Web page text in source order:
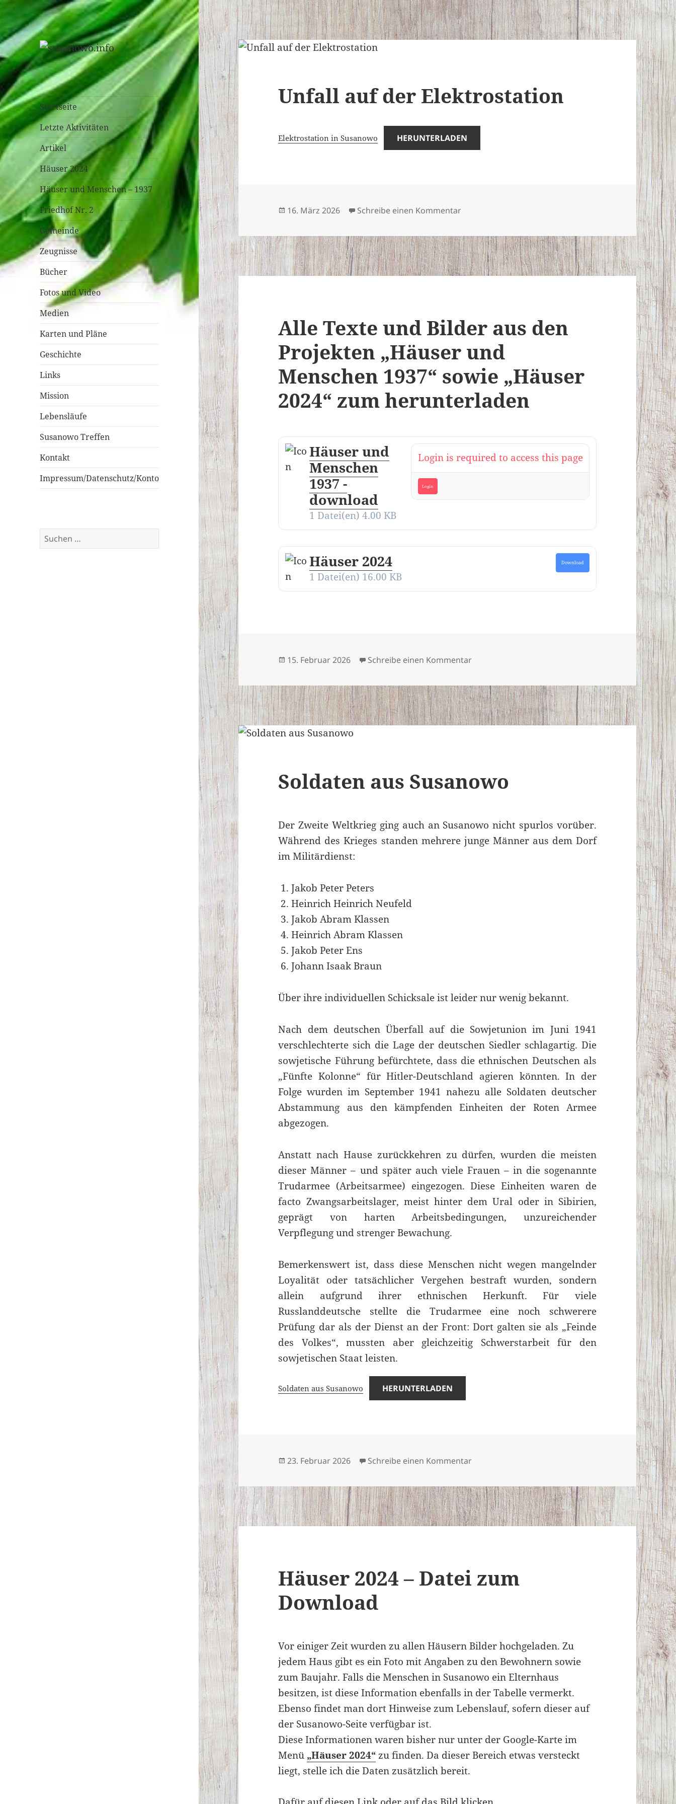
susanowo.info
Startseite
Letzte Aktivitäten
Artikel
Häuser 2024
Häuser und Menschen – 1937
Friedhof Nr. 2
Gemeinde
Zeugnisse
Bücher
Fotos und Video
Medien
Karten und Pläne
Geschichte
Links
Mission
Lebensläufe
Susanowo Treffen
Kontakt
Impressum/Datenschutz/Konto
Suchen
nach:
Unfall auf der Elektrostation
Elektrostation in Susanowo HERUNTERLADEN
Veröffentlicht
16. März 2026 Schreibe einen Kommentarzu Unfall auf der Elektrostation
Alle Texte und Bilder aus den
Projekten „Häuser und
Menschen 1937“ sowie „Häuser
2024“ zum herunterladen
Häuser und
Menschen
1937 -
download
1 Datei(en) 4.00 KB
Login is required to access this page
Login
Häuser 2024
1 Datei(en) 16.00 KB
Download
Veröffentlicht
15. Februar 2026 Schreibe einen Kommentarzu Alle Texte und Bilder aus den Projekten „Häuser
Soldaten aus Susanowo
Der Zweite Weltkrieg ging auch an Susanowo nicht spurlos vorüber.
Während des Krieges standen mehrere junge Männer aus dem Dorf
im Militärdienst:
Jakob Peter Peters
Heinrich Heinrich Neufeld
Jakob Abram Klassen
Heinrich Abram Klassen
Jakob Peter Ens
Johann Isaak Braun
Über ihre individuellen Schicksale ist leider nur wenig bekannt.
Nach dem deutschen Überfall auf die Sowjetunion im Juni 1941
verschlechterte sich die Lage der deutschen Siedler schlagartig. Die
sowjetische Führung befürchtete, dass die ethnischen Deutschen als
„Fünfte Kolonne“ für Hitler-Deutschland agieren könnten. In der
Folge wurden im September 1941 nahezu alle Soldaten deutscher
Abstammung aus den kämpfenden Einheiten der Roten Armee
abgezogen.
Anstatt nach Hause zurückkehren zu dürfen, wurden die meisten
dieser Männer – und später auch viele Frauen – in die sogenannte
Trudarmee (Arbeitsarmee) eingezogen. Diese Einheiten waren de
facto Zwangsarbeitslager, meist hinter dem Ural oder in Sibirien,
geprägt von harten Arbeitsbedingungen, unzureichender
Verpflegung und strenger Bewachung.
Bemerkenswert ist, dass diese Menschen nicht wegen mangelnder
Loyalität oder tatsächlicher Vergehen bestraft wurden, sondern
allein aufgrund ihrer ethnischen Herkunft. Für viele
Russlanddeutsche stellte die Trudarmee eine noch schwerere
Prüfung dar als der Dienst an der Front: Dort galten sie als „Feinde
des Volkes“, mussten aber gleichzeitig Schwerstarbeit für den
sowjetischen Staat leisten.
Soldaten aus Susanowo HERUNTERLADEN
Veröffentlicht
23. Februar 2026 Schreibe einen Kommentarzu Soldaten aus Susanowo
Häuser 2024 – Datei zum
Download
Vor einiger Zeit wurden zu allen Häusern Bilder hochgeladen. Zu
jedem Haus gibt es ein Foto mit Angaben zu den Bewohnern sowie
zum Baujahr. Falls die Menschen in Susanowo ein Elternhaus
besitzen, ist diese Information ebenfalls in der Tabelle vermerkt.
Ebenso findet man dort Hinweise zum Lebenslauf, sofern dieser auf
der Susanowo-Seite verfügbar ist.
Diese Informationen waren bisher nur unter der Google-Karte im
Menü „Häuser 2024“zu finden. Da dieser Bereich etwas versteckt
liegt, stelle ich die Daten zusätzlich bereit.